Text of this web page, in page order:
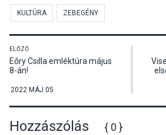
KULTÚRA ZEBEGÉNY
ELŐZŐ
Eőry Csilla emléktúra május
8-án!
2022 MÁJ 05
Hozzászólás { 0 }